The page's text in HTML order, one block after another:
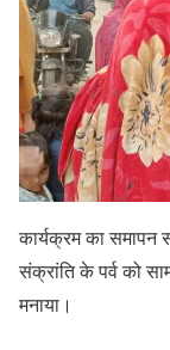
कार्यक्रम का समापन
संक्रांति के पर्व को
मनाया।